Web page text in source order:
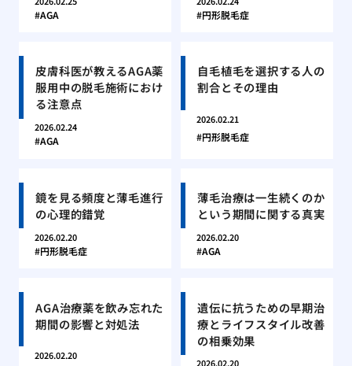
AGA 円形脱毛症
皮膚科医が教えるAGA薬
服用中の脱毛施術におけ
る注意点
2026.02.24
AGA
自毛植毛を選択する人の
割合とその理由
2026.02.21
円形脱毛症
鏡を見る頻度と薄毛進行
の心理的錯覚
2026.02.20
円形脱毛症
薄毛治療は一生続くのか
という期間に関する真実
2026.02.20
AGA
AGA治療薬を飲み忘れた
期間の影響と対処法
2026.02.20
遺伝に抗うための早期治
療とライフスタイル改善
の相乗効果
2026.02.20